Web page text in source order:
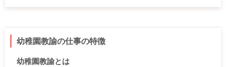
幼稚園教諭の仕事の特徴
幼稚園教諭とは